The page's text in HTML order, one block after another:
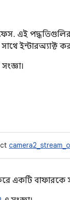
এই
ইন্টারঅ্যাক্ট
একটি বাফারকে